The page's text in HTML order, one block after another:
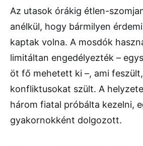
Az utasok órákig étlen-
anélkül, hogy bármilyen
kaptak volna. A mosdók
limitáltan engedélyezték –
öt fő mehetett ki –, ami
konfliktusokat szült. A
három fiatal próbálta kezelni,
gyakornokként dolgozott.